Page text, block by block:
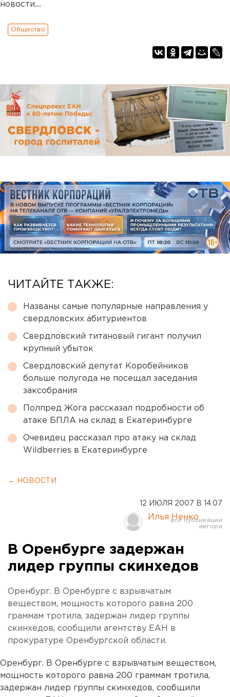
новости....
Общество
ЧИТАЙТЕ ТАКЖЕ:
Названы самые популярные направления у
свердловских абитуриентов
Свердловский титановый гигант получил
крупный убыток
Свердловский депутат Коробейников
больше полугода не посещал заседания
заксобрания
Полпред Жога рассказал подробности об
атаке БПЛА на склад в Екатеринбурге
Очевидец рассказал про атаку на склад
Wildberries в Екатеринбурге
← НОВОСТИ
12 ИЮЛЯ 2007 В 14:07
Илья Ненко
В Оренбурге задержан
лидер группы скинхедов
Оренбург. В Оренбурге с взрывчатым
веществом, мощность которого равна 200
граммам тротила, задержан лидер группы
скинхедов, сообщили агентству ЕАН в
прокуратуре Оренбургской области.
Оренбург. В Оренбурге с взрывчатым веществом,
мощность которого равна 200 граммам тротила,
задержан лидер группы скинхедов, сообщили